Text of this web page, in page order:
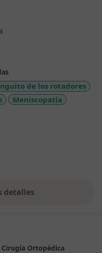
facilitar que algunos
infiltraciones, sean
mismo, disponemos en
y de baja densidad,
como son las
factores de
últimas en
de los rotadores
Meniscopatía
detalles
la experiencia
Ortopédica